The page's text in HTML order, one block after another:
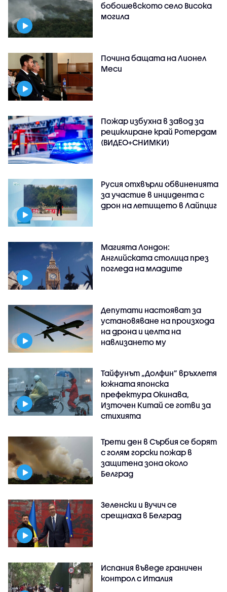
бобошевското село Висока
могила
Почина бащата на Лионел
Меси
Пожар избухна в завод за
рециклиране край Ротердам
(ВИДЕО+СНИМКИ)
Русия отхвърли обвиненията
за участие в инцидента с
дрон на летището в Лайпциг
Магията Лондон:
Английската столица през
погледа на младите
Депутати настояват за
установяване на произхода
на дрона и целта на
навлизането му
Тайфунът „Долфин” връхлетя
южната японска
префектура Окинава,
Източен Китай се готви за
стихията
Трети ден в Сърбия се борят
с голям горски пожар в
защитена зона около
Белград
Зеленски и Вучич се
срещнаха в Белград
Испания въведе граничен
контрол с Италия